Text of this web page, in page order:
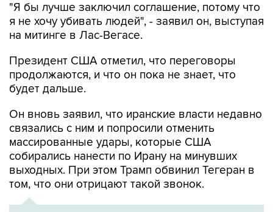
"Я бы лучше заключил соглашение, потому что
я не хочу убивать людей", - заявил он, выступая
на митинге в Лас-Вегасе.
Президент США отметил, что переговоры
продолжаются, и что он пока не знает, что
будет дальше.
Он вновь заявил, что иранские власти недавно
связались с ним и попросили отменить
массированные удары, которые США
собирались нанести по Ирану на минувших
выходных. При этом Трамп обвинил Тегеран в
том, что они отрицают такой звонок.